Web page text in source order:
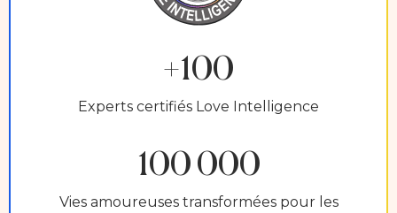
+100
Experts certifiés Love Intelligence
100 000
Vies amoureuses transformées pour les